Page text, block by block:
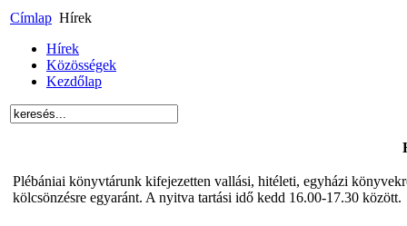
Címlap Hírek
Hírek
Közösségek
Kezdőlap
Plébániai könyvtárunk kifejezetten vallási, hitéleti, egyházi
kölcsönzésre egyaránt. A nyitva tartási idő kedd 16.00-17.30 között.